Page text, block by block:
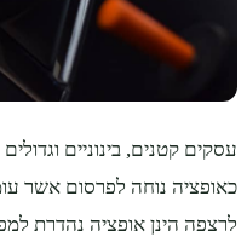
עסקים קטנים, בינוניים
כאופציה נוחה לפרסום אשר
לרצפה הינן אופציה נהדרת